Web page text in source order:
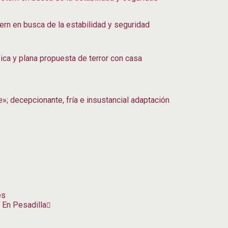
en busca de la estabilidad y seguridad
y plana propuesta de terror con casa
decepcionante, fría e insustancial adaptación
En Pesadilla